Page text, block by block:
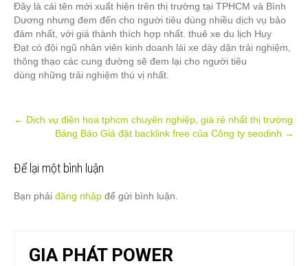
Đây là cái tên mới xuất hiện trên thị trường tại TPHCM và Bình
Dương nhưng đem đến cho người tiêu dùng nhiều dịch vụ bảo
đảm nhất, với giá thành thích hợp nhất. thuê xe du lịch Huy
Đạt có đội ngũ nhân viên kinh doanh lái xe dày dặn trải nghiệm,
thông thạo các cung đường sẽ đem lại cho người tiêu
dùng những trải nghiệm thú vị nhất.
Post
navigation
← Dịch vụ điện hoa tphcm chuyên nghiệp, giá rẻ nhất thị trường
Bảng Báo Giá đặt backlink free của Công ty seodinh →
Để lại một bình luận
Bạn phải đăng nhập để gửi bình luận.
GIA PHÁT POWER